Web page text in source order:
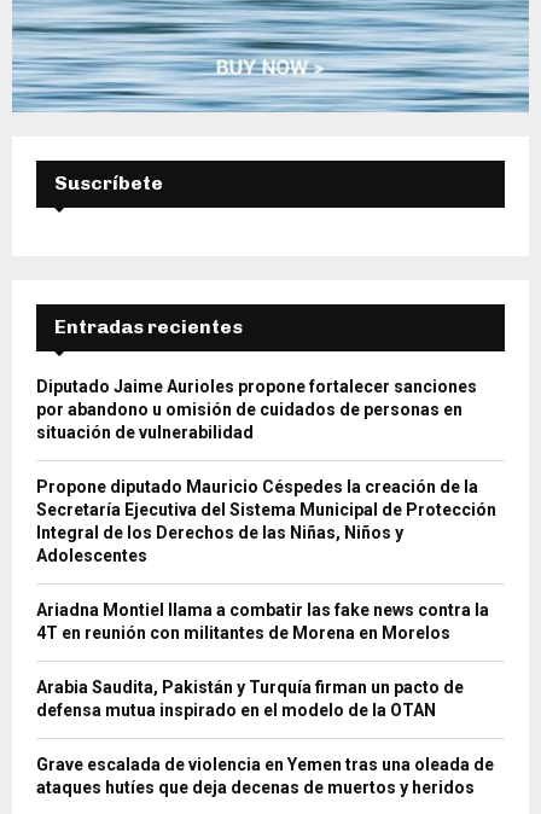
Suscríbete
Entradas recientes
Diputado Jaime Aurioles propone fortalecer sanciones
por abandono u omisión de cuidados de personas en
situación de vulnerabilidad
Propone diputado Mauricio Céspedes la creación de la
Secretaría Ejecutiva del Sistema Municipal de Protección
Integral de los Derechos de las Niñas, Niños y
Adolescentes
Ariadna Montiel llama a combatir las fake news contra la
4T en reunión con militantes de Morena en Morelos
Arabia Saudita, Pakistán y Turquía firman un pacto de
defensa mutua inspirado en el modelo de la OTAN
Grave escalada de violencia en Yemen tras una oleada de
ataques hutíes que deja decenas de muertos y heridos